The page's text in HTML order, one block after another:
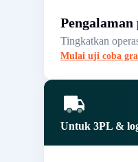
Tingkatkan
Mulai uji coba
Untuk 3PL &